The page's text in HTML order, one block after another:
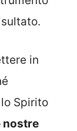
in
Spirito
nostre